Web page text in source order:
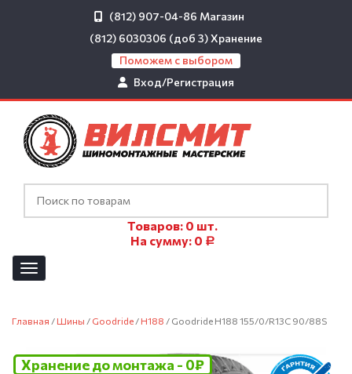
(812) 907-04-86 Магазин
(812) 6030306 (доб 3)Хранение
Поможем с выбором
Вход/Регистрация
Товаров: 0 шт.
На сумму: 0 Р
Главная / Шины / Goodride / H188 / Goodride H188 155/0/R13C 90/88S
Хранение до монтажа - 0₽